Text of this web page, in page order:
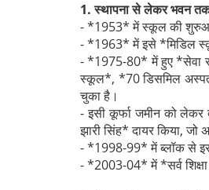
1. स्थापना से लेकर भवन
- *1953* में स्कूल की
- *1963* में इसे *मिडिल
- *1975-80* में हुए *सेवा
स्कूल*, *70 डिसमिल
चुका है।
- इसी कूर्फा जमीन को
झारी सिंह* दायर किया, जो
- *1998-99* में ब्लॉक से
- *2003-04* में *सर्व